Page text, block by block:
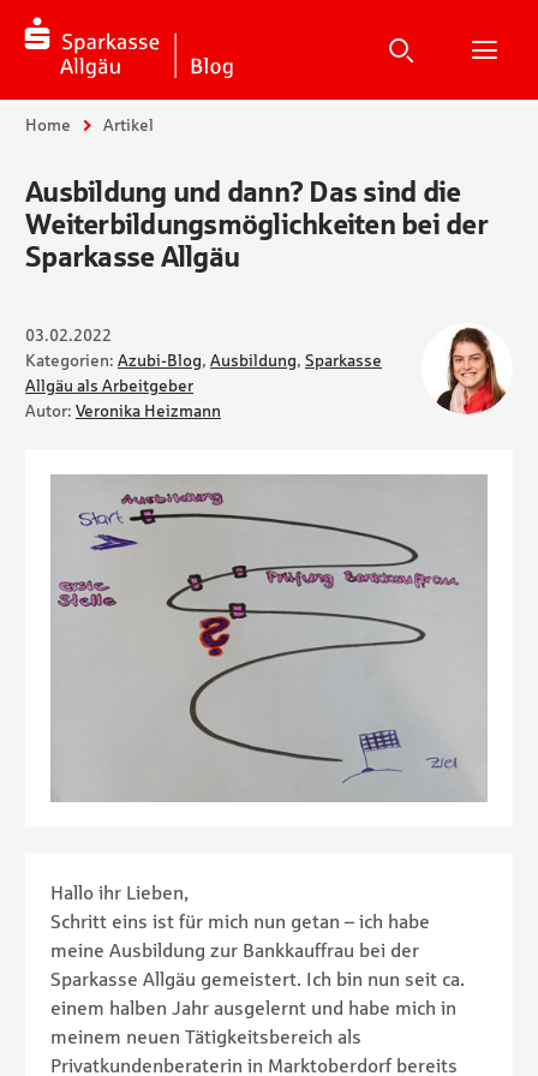
Suche
Suche
Sie sind hier:
Home Artikel
Ausbildung und dann? Das sind die
Weiterbildungsmöglichkeiten bei der
Sparkasse Allgäu
03.02.2022
Kategorien: Azubi-Blog, Ausbildung, Sparkasse
Allgäu als Arbeitgeber
Autor: Veronika Heizmann
Hallo ihr Lieben,
Schritt eins ist für mich nun getan – ich habe
meine Ausbildung zur Bankkauffrau bei der
Sparkasse Allgäu gemeistert. Ich bin nun seit ca.
einem halben Jahr ausgelernt und habe mich in
meinem neuen Tätigkeitsbereich als
Privatkundenberaterin in Marktoberdorf bereits